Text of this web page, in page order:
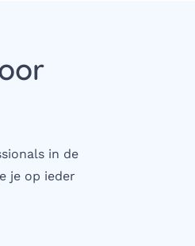
in de
je op ieder